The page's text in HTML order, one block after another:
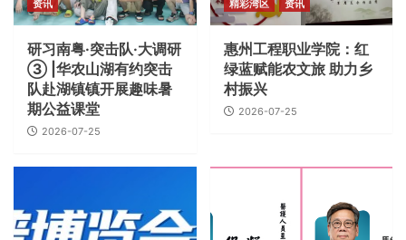
资讯
研习南粤·突击队·大调研
③ |华农山湖有约突击
队赴湖镇镇开展趣味暑
期公益课堂
2026-07-25
精彩湾区 资讯
惠州工程职业学院：红
绿蓝赋能农文旅 助力乡
村振兴
2026-07-25